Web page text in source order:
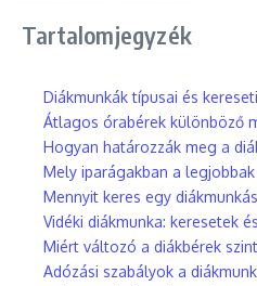
Tartalomjegyzék
Diákmunkák típusai és
Átlagos órabérek különböző
Hogyan határozzák meg a
Mely iparágakban a legjobbak
Mennyit keres egy
Vidéki diákmunka: keresetek
Miért változó a diákbérek
Adózási szabályok a